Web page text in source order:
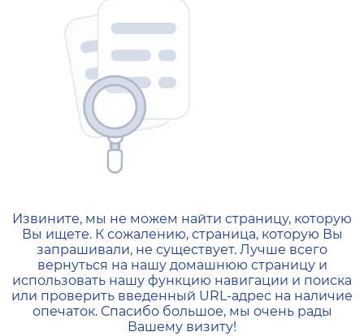
404 — Страница не
Извините, мы не можем найти страницу, которую
Вы ищете. К сожалению, страница, которую Вы
запрашивали, не существует. Лучше всего
вернуться на нашу домашнюю страницу и
использовать нашу функцию навигации и поиска
или проверить введенный URL-адрес на наличие
опечаток. Спасибо большое, мы очень рады
Вашему визиту!